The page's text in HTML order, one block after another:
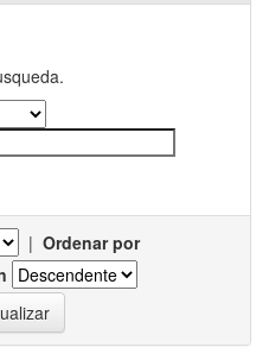
| Ordenar por